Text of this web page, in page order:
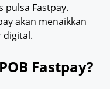
pulsa Fastpay.
akan menaikkan
digital.
Fastpay?